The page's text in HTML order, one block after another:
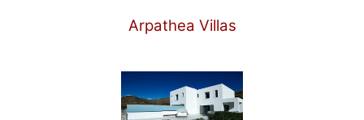
Arpathea Villas